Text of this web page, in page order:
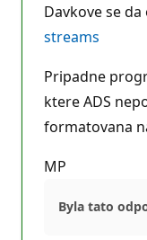
Davkove se
streams
Pripadne
ktere ADS
formatovana
MP
Byla tato